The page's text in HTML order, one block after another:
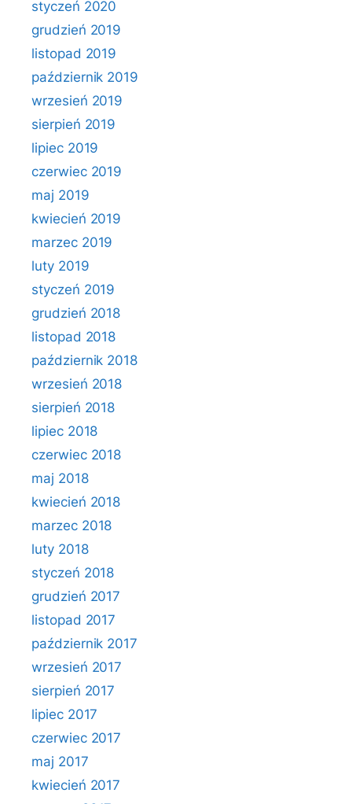
styczeń 2020
grudzień 2019
listopad 2019
październik 2019
wrzesień 2019
sierpień 2019
lipiec 2019
czerwiec 2019
maj 2019
kwiecień 2019
marzec 2019
luty 2019
styczeń 2019
grudzień 2018
listopad 2018
październik 2018
wrzesień 2018
sierpień 2018
lipiec 2018
czerwiec 2018
maj 2018
kwiecień 2018
marzec 2018
luty 2018
styczeń 2018
grudzień 2017
listopad 2017
październik 2017
wrzesień 2017
sierpień 2017
lipiec 2017
czerwiec 2017
maj 2017
kwiecień 2017